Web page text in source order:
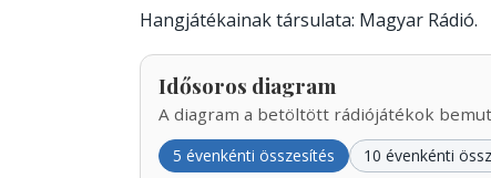
Hangjátékainak társulata: Magyar Rádió.
Idősoros diagram
A diagram a betöltött rádiójátékok
5 évenkénti összesítés 10 évenkénti